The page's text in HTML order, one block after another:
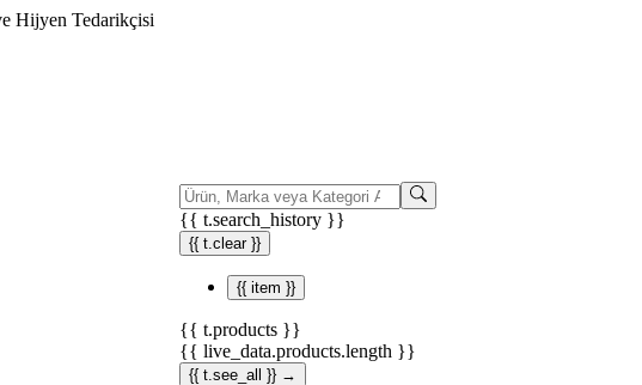
Hijyen Tedarikçisi
{{ t.search_history }}
{{ t.clear }}
{{ item }}
{{ t.products }}
{{ live_data.products.length }}
{{ t.see_all }} →